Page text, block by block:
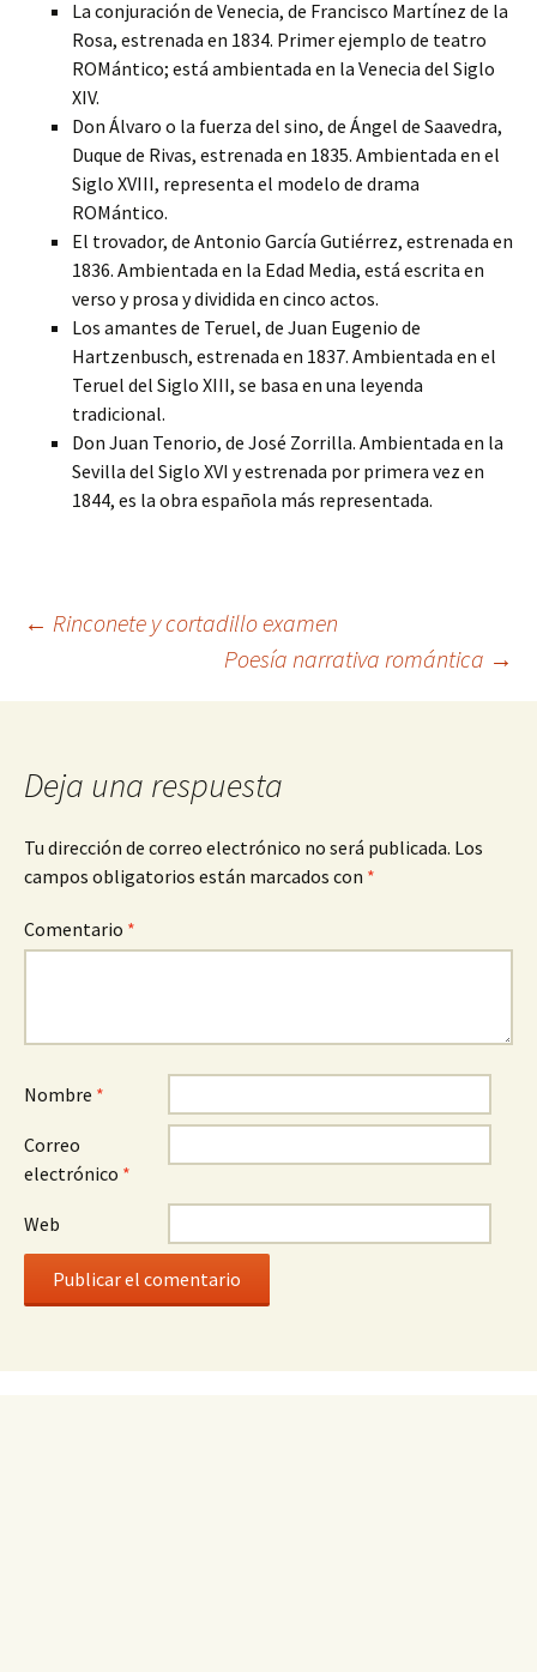
La conjuración de Venecia, de Francisco Martínez de la
Rosa, estrenada en 1834. Primer ejemplo de teatro
ROMántico; está ambientada en la Venecia del Siglo
XIV.
Don Álvaro o la fuerza del sino, de Ángel de Saavedra,
Duque de Rivas, estrenada en 1835. Ambientada en el
Siglo XVIII, representa el modelo de drama
ROMántico.
El trovador, de Antonio García Gutiérrez, estrenada en
1836. Ambientada en la Edad Media, está escrita en
verso y prosa y dividida en cinco actos.
Los amantes de Teruel, de Juan Eugenio de
Hartzenbusch, estrenada en 1837. Ambientada en el
Teruel del Siglo XIII, se basa en una leyenda
tradicional.
Don Juan Tenorio, de José Zorrilla. Ambientada en la
Sevilla del Siglo XVI y estrenada por primera vez en
1844, es la obra española más representada.
Navegación
de
entradas
← Rinconete y cortadillo examen
Poesía narrativa romántica →
Deja una respuesta
Tu dirección de correo electrónico no será publicada. Los
campos obligatorios están marcados con *
Comentario *
Nombre *
Correo
electrónico *
Web